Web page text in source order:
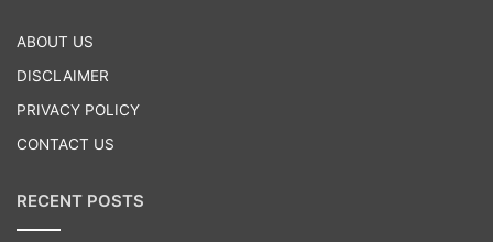
ABOUT US
DISCLAIMER
PRIVACY POLICY
CONTACT US
RECENT POSTS